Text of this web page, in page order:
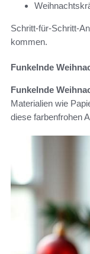
Schritt-für-Schritt-
kommen.
Funkelnde
Funkelnde
Materialien wie
diese farbenfrohen